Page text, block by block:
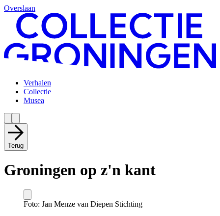
Overslaan
Verhalen
Collectie
Musea
Terug
Groningen op z'n kant
Foto: Jan Menze van Diepen Stichting